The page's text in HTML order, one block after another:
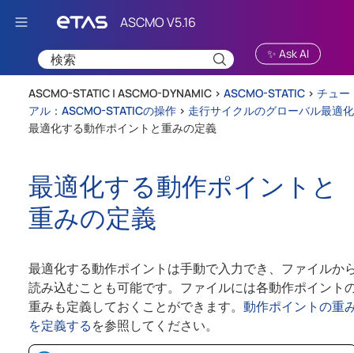
Skip To Main Content
✨ Ask AI
ASCMO-STATIC | ASCMO-DYNAMIC > ASCMO-STATIC > チュー
アル：ASCMO-STATICの操作 > 走行サイクルのグローバル最適化
最適化する動作ポイントと重みの定義
最適化する動作ポイントと
重みの定義
最適化する動作ポイントは手動で入力でき、ファイルか
読み込むことも可能です。ファイルには各動作ポイント
重みも定義しておくことができます。 動作ポイントの重
を定義するを参照してください。